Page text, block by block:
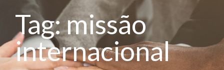
Tag: missão
internacional